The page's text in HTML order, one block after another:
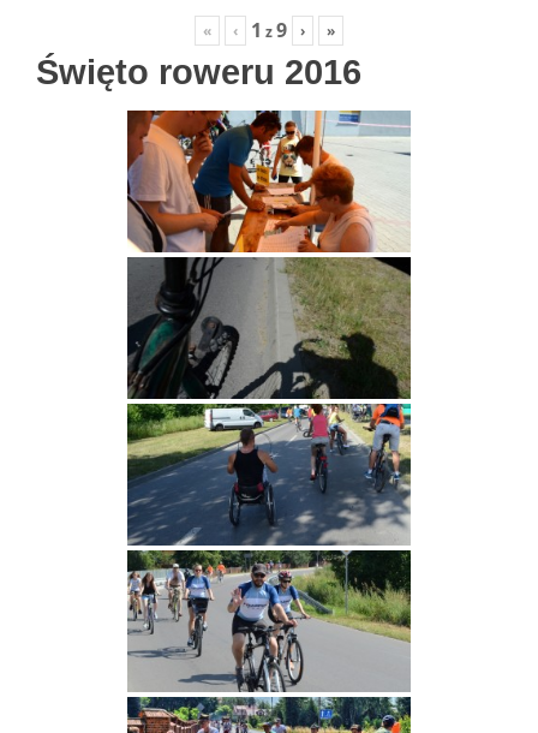
« ‹ 1 z9 › »
Święto roweru 2016